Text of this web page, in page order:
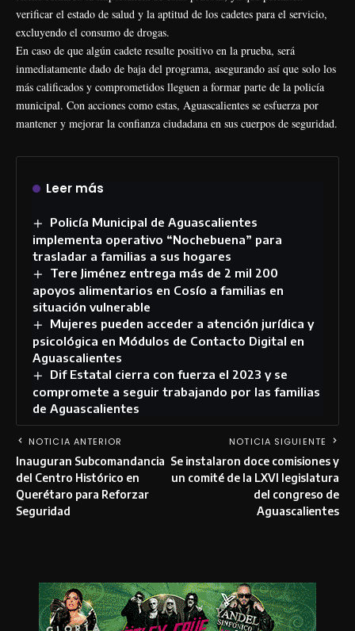
verificar el estado de salud y la aptitud de los cadetes para el servicio,
excluyendo el consumo de drogas.
En caso de que algún cadete resulte positivo en la prueba, será
inmediatamente dado de baja del programa, asegurando así que solo los
más calificados y comprometidos lleguen a formar parte de la policía
municipal. Con acciones como estas, Aguascalientes se esfuerza por
mantener y mejorar la confianza ciudadana en sus cuerpos de seguridad.
Leer más
Policía Municipal de Aguascalientes
implementa operativo “Nochebuena” para
trasladar a familias a sus hogares
Tere Jiménez entrega más de 2 mil 200
apoyos alimentarios en Cosío a familias en
situación vulnerable
Mujeres pueden acceder a atención jurídica y
psicológica en Módulos de Contacto Digital en
Aguascalientes
Dif Estatal cierra con fuerza el 2023 y se
compromete a seguir trabajando por las familias
de Aguascalientes
NOTICIA ANTERIOR
Inauguran Subcomandancia
del Centro Histórico en
Querétaro para Reforzar
Seguridad
NOTICIA SIGUIENTE
Se instalaron doce comisiones y
un comité de la LXVI legislatura
del congreso de
Aguascalientes